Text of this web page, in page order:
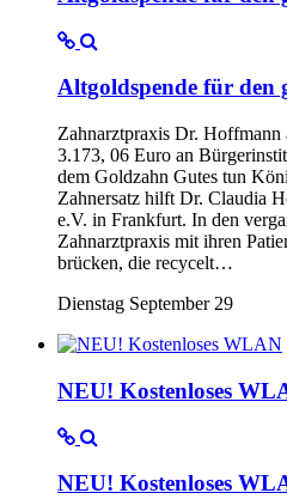
Altgoldspende für den
Zahnarztpraxis Dr. Hoffmann
3.173, 06 Euro an
dem Goldzahn Gutes tun
Zahnersatz hilft Dr. Claudia
e.V. in Frankfurt. In den
Zahnarztpraxis mit ihren
brücken, die recycelt…
Dienstag September 29
NEU! Kostenloses
NEU! Kostenloses